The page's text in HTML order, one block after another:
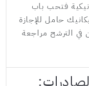
فتحب باب
حامل للإجازة
في الترشح مراجعة